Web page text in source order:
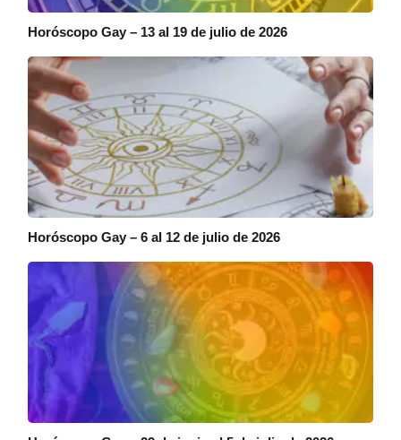
Horóscopo Gay – 13 al 19 de julio de 2026
Horóscopo Gay – 6 al 12 de julio de 2026